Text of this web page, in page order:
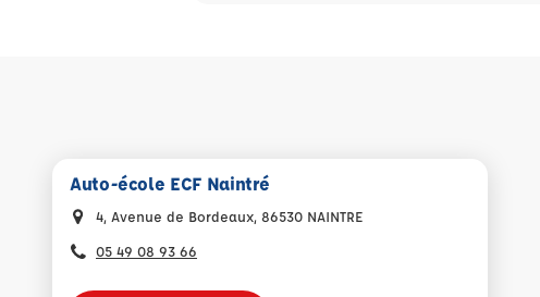
Auto-école ECF Naintré
4, Avenue de Bordeaux, 86530 NAINTRE
05 49 08 93 66